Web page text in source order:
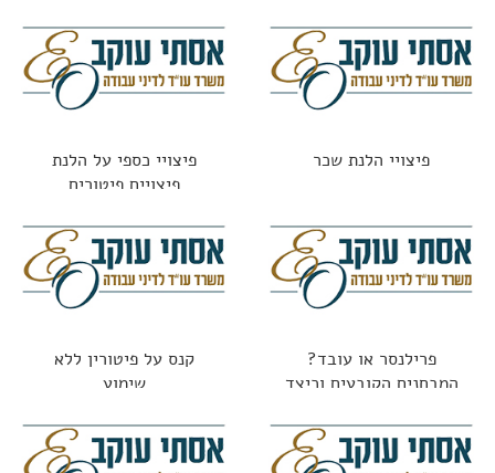
פיצויי הלנת שכר
פיצויי כספי על הלנת
פיצויים פיטורים
פרילנסר או עובד?
המבחנים הקובעים וכיצד
קנס על פיטורין ללא
שימוע